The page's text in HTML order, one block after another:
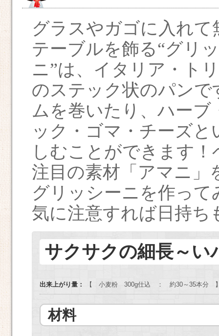
グラスやガゴに入れて
テーブルを飾る“グリ
ニ”は、イタリア・ト
のステック状のパンで
ムを巻いたり、ハーブ
ック・ゴマ・チーズ
しむことができます
注目の素材「アマニ」
グリッシーニを作っ
気に注意すれば日持ち
サクサクの細長～
出来上がり量： 【 小麦粉 300g仕込 ： 約30～35本分
材料